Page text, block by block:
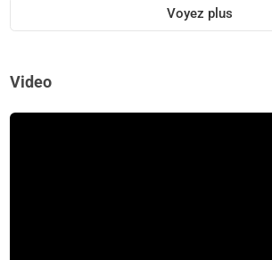
Voyez plus
Video